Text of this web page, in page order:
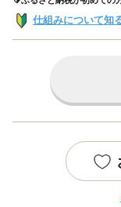
仕組みについて知